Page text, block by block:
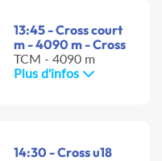
13:45 - Cross court
m - 4090 m - Cross
TCM - 4090 m
Plus d'infos
14:30 - Cross u18